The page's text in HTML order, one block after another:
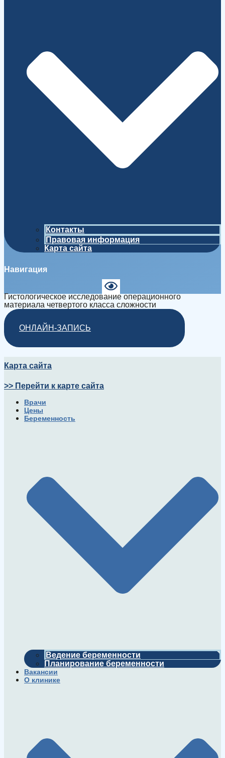
Контакты
Правовая информация
Карта сайта
Навигация
Гистологическое исследование операционного
материала четвертого класса сложности
ОНЛАЙН-ЗАПИСЬ
Карта сайта
>> Перейти к карте сайта
Врачи
Цены
Беременность
Ведение беременности
Планирование беременности
Вакансии
О клинике